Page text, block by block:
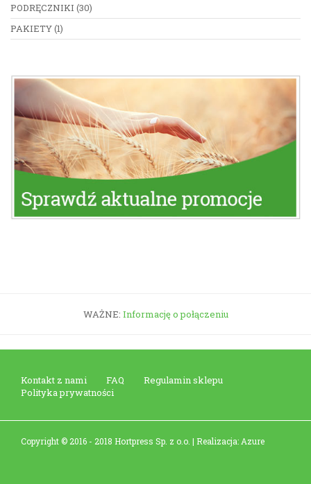
PODRĘCZNIKI (30)
PAKIETY(1)
WAŻNE: Informację o połączeniu
Kontakt z nami FAQ
Regulamin sklepu
Polityka prywatności
Copyright © 2016 - 2018 Hortpress Sp. z o.o. | Realizacja: Azure